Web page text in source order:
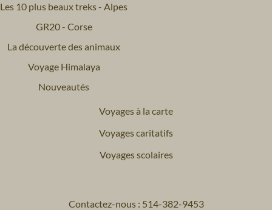
Les 10 plus beaux treks - Alpes
GR20 - Corse
La découverte des animaux
Voyage Himalaya
Nouveautés
Voyages à la carte
Voyages caritatifs
Voyages scolaires
Contactez-nous : 514-382-9453